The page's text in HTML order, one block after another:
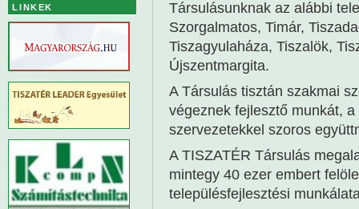
Társulásunknak az alábbi
Szorgalmatos, Timár,
Tiszagyulaháza, Tiszalök,
Újszentmargita.
A Társulás tisztán szakmai
végeznek fejlesztő munkát,
szervezetekkel szoros
A TISZATÉR Társulás
mintegy 40 ezer embert
településfejlesztési
LINKEK